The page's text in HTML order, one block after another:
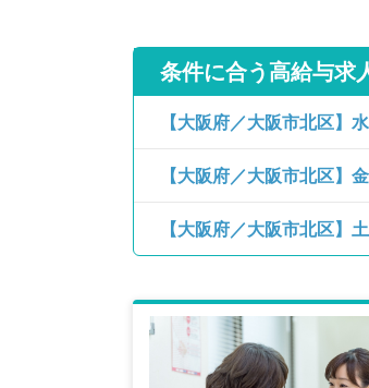
条件に合う高給与求
【大阪府／大阪市北区